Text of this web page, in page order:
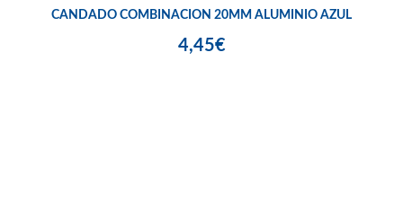
CANDADO COMBINACION 20MM ALUMINIO AZUL
4,45€